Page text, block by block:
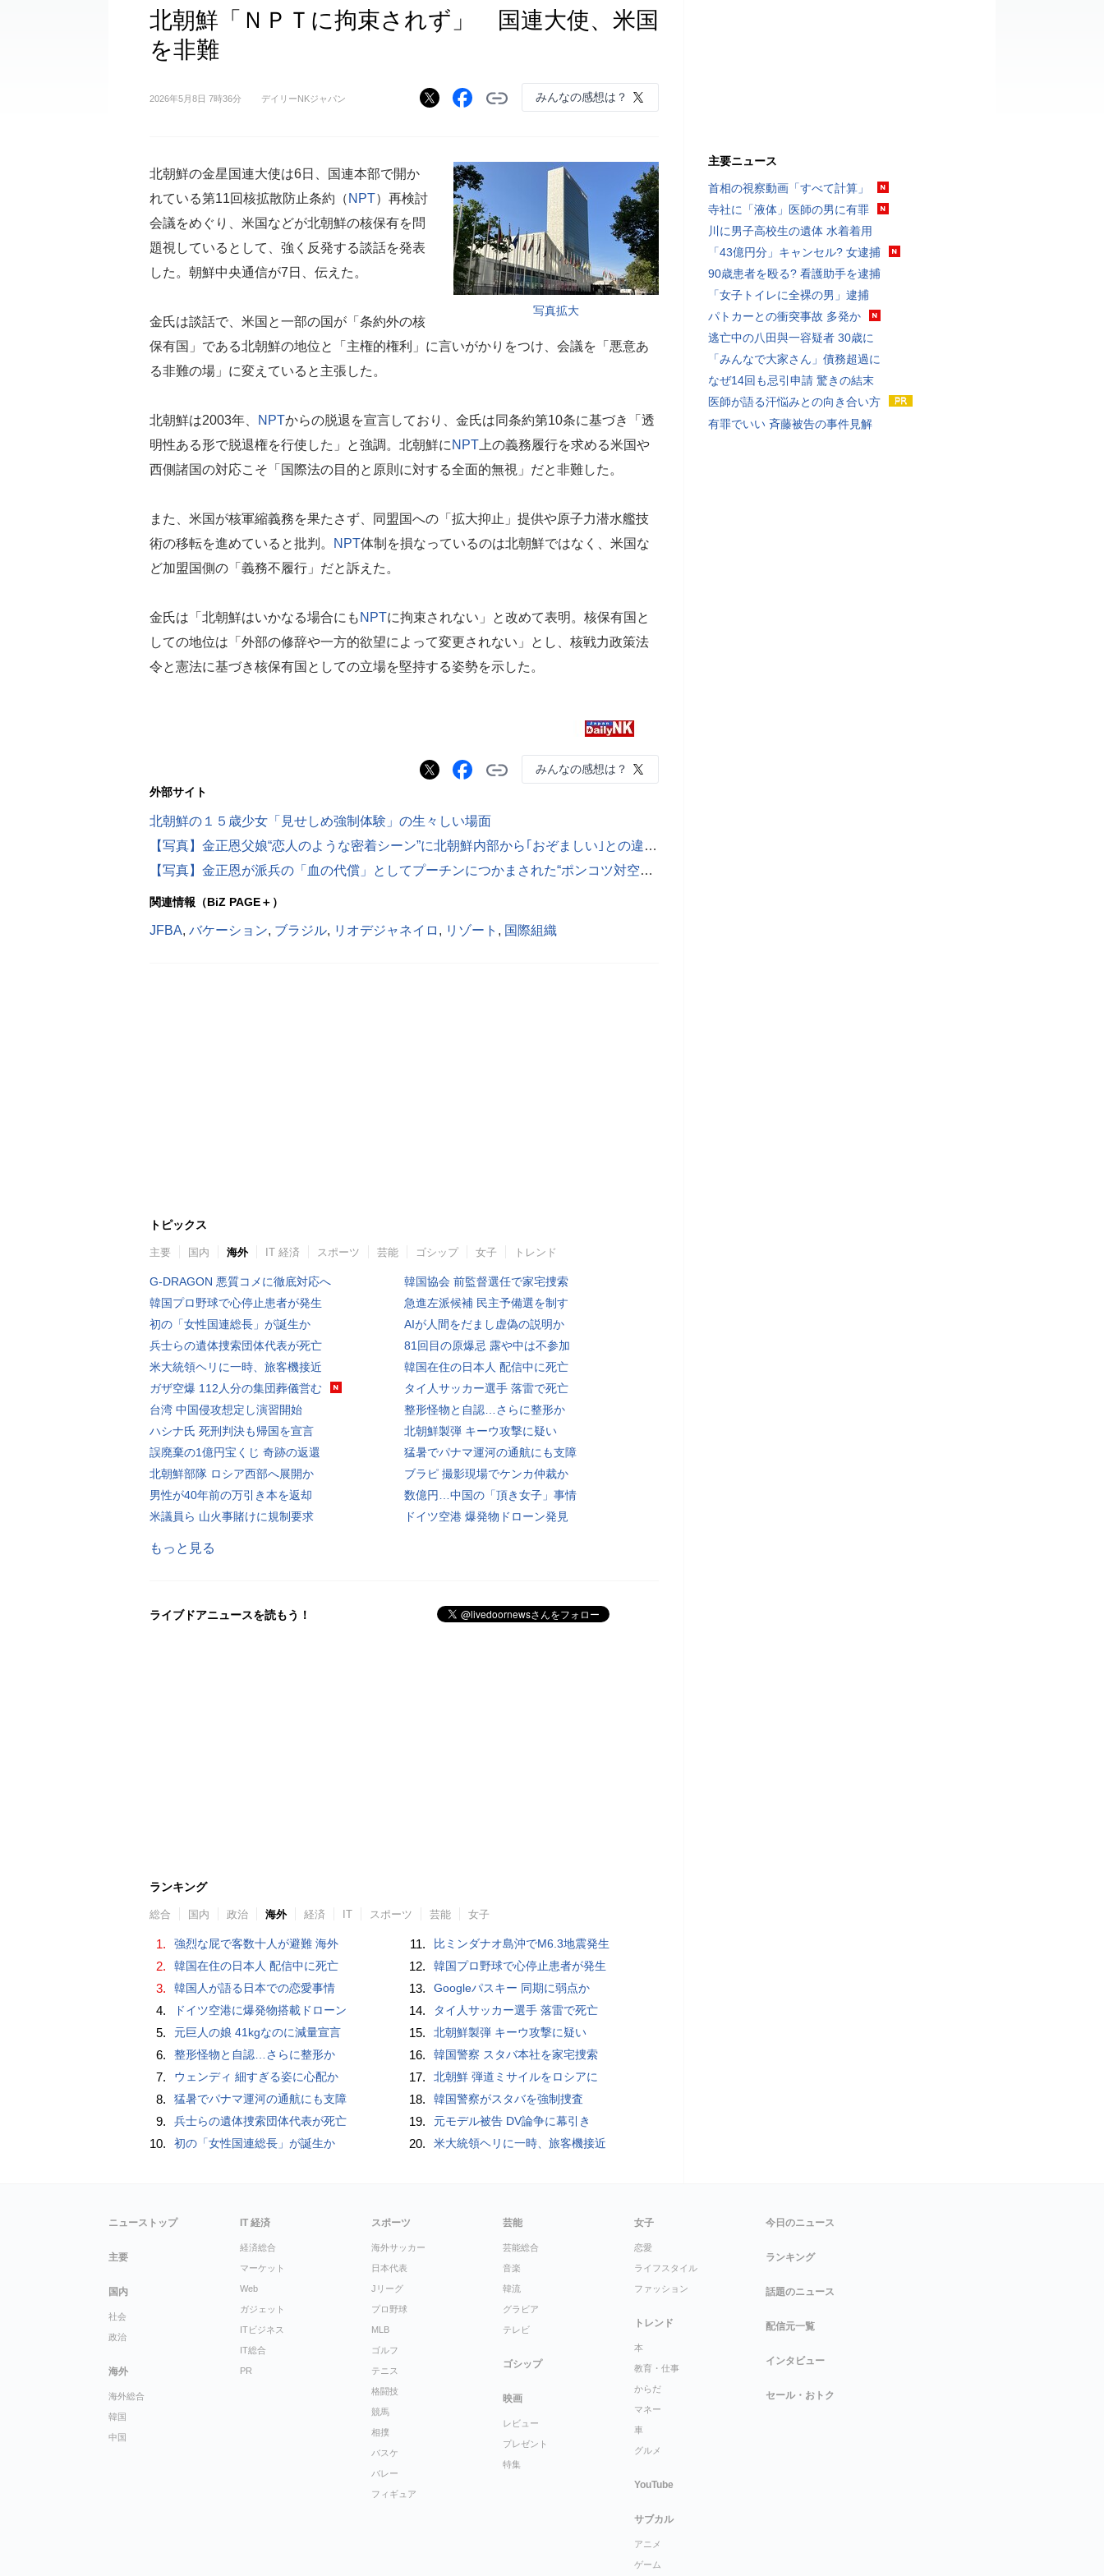
北朝鮮「ＮＰＴに拘束されず」 国連大使、米国
を非難
2026年5月8日 7時36分 デイリーNKジャパン みんなの感想は？
写真拡大
北朝鮮の金星国連大使は6日、国連本部で開か
れている第11回核拡散防止条約（ NPT）再検討
会議をめぐり、米国などが北朝鮮の核保有を問
題視しているとして、強く反発する談話を発表
した。朝鮮中央通信が7日、伝えた。
金氏は談話で、米国と一部の国が「条約外の核
保有国」である北朝鮮の地位と「主権的権利」に言いがかりをつけ、会議を「悪意あ
る非難の場」に変えていると主張した。
北朝鮮は2003年、 NPTからの脱退を宣言しており、金氏は同条約第10条に基づき「透
明性ある形で脱退権を行使した」と強調。北朝鮮に NPT 上の義務履行を求める米国や
西側諸国の対応こそ「国際法の目的と原則に対する全面的無視」だと非難した。
また、米国が核軍縮義務を果たさず、同盟国への「拡大抑止」提供や原子力潜水艦技
術の移転を進めていると批判。
NPT体制を損なっているのは北朝鮮ではなく、米国な
ど加盟国側の「義務不履行」だと訴えた。
金氏は「北朝鮮はいかなる場合にも NPTに拘束されない」と改めて表明。核保有国と
しての地位は「外部の修辞や一方的欲望によって変更されない」とし、核戦力政策法
令と憲法に基づき核保有国としての立場を堅持する姿勢を示した。
みんなの感想は？
外部サイト
北朝鮮の１５歳少女「見せしめ強制体験」の生々しい場面
【写真】金正恩父娘“恋人のような密着シーン”に北朝鮮内部から｢おぞましい｣との違和感も
【写真】金正恩が派兵の「血の代償」としてプーチンにつかまされた“ポンコツ対空兵器”
関連情報（BiZ PAGE＋）
JFBA, バケーション, ブラジル, リオデジャネイロ , リゾート , 国際組織
トピックス
主要 国内 海外 IT 経済 スポーツ 芸能 ゴシップ 女子 トレンド
G-DRAGON 悪質コメに徹底対応へ
韓国プロ野球で心停止患者が発生
初の「女性国連総長」が誕生か
兵士らの遺体捜索団体代表が死亡
米大統領ヘリに一時、旅客機接近
ガザ空爆 112人分の集団葬儀営む
台湾 中国侵攻想定し演習開始
ハシナ氏 死刑判決も帰国を宣言
誤廃棄の1億円宝くじ 奇跡の返還
北朝鮮部隊 ロシア西部へ展開か
男性が40年前の万引き本を返却
米議員ら 山火事賭けに規制要求
韓国協会 前監督選任で家宅捜索
急進左派候補 民主予備選を制す
AIが人間をだまし虚偽の説明か
81回目の原爆忌 露や中は不参加
韓国在住の日本人 配信中に死亡
タイ人サッカー選手 落雷で死亡
整形怪物と自認…さらに整形か
北朝鮮製弾 キーウ攻撃に疑い
猛暑でパナマ運河の通航にも支障
ブラピ 撮影現場でケンカ仲裁か
数億円…中国の「頂き女子」事情
ドイツ空港 爆発物ドローン発見
もっと見る
ライブドアニュースを読もう！
ランキング
総合 国内 政治 海外 経済 IT スポーツ 芸能 女子
1. 強烈な屁で客数十人が避難 海外
2. 韓国在住の日本人 配信中に死亡
3. 韓国人が語る日本での恋愛事情
4. ドイツ空港に爆発物搭載ドローン
5. 元巨人の娘 41kgなのに減量宣言
6. 整形怪物と自認…さらに整形か
7. ウェンディ 細すぎる姿に心配か
8. 猛暑でパナマ運河の通航にも支障
9. 兵士らの遺体捜索団体代表が死亡
10. 初の「女性国連総長」が誕生か
11. 比ミンダナオ島沖でM6.3地震発生
12. 韓国プロ野球で心停止患者が発生
13. Googleパスキー 同期に弱点か
14. タイ人サッカー選手 落雷で死亡
15. 北朝鮮製弾 キーウ攻撃に疑い
16. 韓国警察 スタバ本社を家宅捜索
17. 北朝鮮 弾道ミサイルをロシアに
18. 韓国警察がスタバを強制捜査
19. 元モデル被告 DV論争に幕引き
20. 米大統領ヘリに一時、旅客機接近
主要ニュース
首相の視察動画「すべて計算」
寺社に「液体」医師の男に有罪
川に男子高校生の遺体 水着着用
「43億円分」キャンセル? 女逮捕
90歳患者を殴る? 看護助手を逮捕
「女子トイレに全裸の男」逮捕
パトカーとの衝突事故 多発か
逃亡中の八田與一容疑者 30歳に
「みんなで大家さん」債務超過に
なぜ14回も忌引申請 驚きの結末
医師が語る汗悩みとの向き合い方
有罪でいい 斉藤被告の事件見解
ニューストップ
主要
国内
社会
政治
海外
海外総合
韓国
中国
IT 経済
経済総合
マーケット
Web
ガジェット
ITビジネス
IT総合
PR
スポーツ
海外サッカー
日本代表
Jリーグ
プロ野球
MLB
ゴルフ
テニス
格闘技
競馬
相撲
バスケ
バレー
フィギュア
芸能
芸能総合
音楽
韓流
グラビア
テレビ
ゴシップ
映画
レビュー
プレゼント
特集
女子
恋愛
ライフスタイル
ファッション
トレンド
本
教育・仕事
からだ
マネー
車
グルメ
YouTube
サブカル
アニメ
ゲーム
今日のニュース
ランキング
話題のニュース
配信元一覧
インタビュー
セール・おトク